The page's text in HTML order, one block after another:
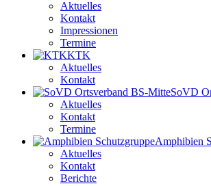
Aktuelles
Kontakt
Impressionen
Termine
KTK
Aktuelles
Kontakt
SoVD
Aktuelles
Kontakt
Termine
Amphibien
Aktuelles
Kontakt
Berichte